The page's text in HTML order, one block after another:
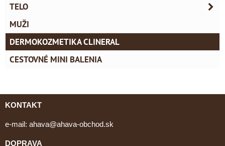
TELO
MUŽI
DERMOKOZMETIKA CLINERAL
CESTOVNÉ MINI BALENIA
KONTAKT
e-mail: ahava@ahava-obchod.sk
DOPRAVA